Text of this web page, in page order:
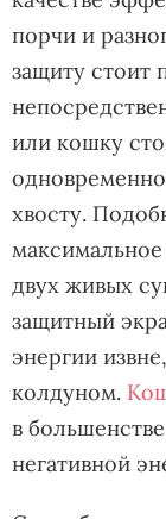
порчи и
защиту стоит
или кошку
хвосту.
двух живых
защитный
энергии
колдуном.
в
негативной